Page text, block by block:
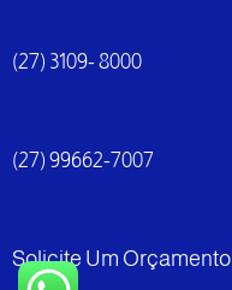
(27) 3109- 8000
(27) 99662-7007
Solicite Um Orçamento